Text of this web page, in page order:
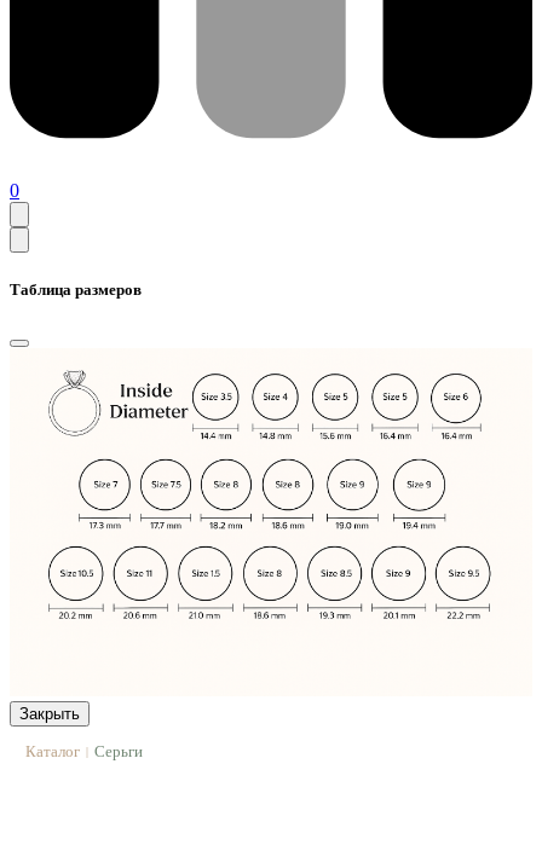
0
Таблица размеров
Закрыть
Каталог | Серьги